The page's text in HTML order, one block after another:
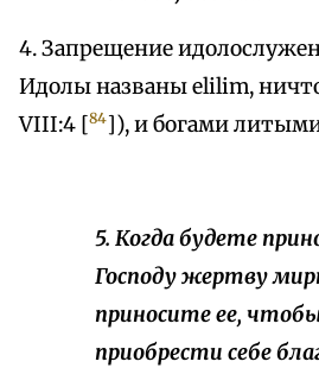
4. Запрещение
Идолы названы elilim,
VIII:4 [84]), и богами
5. Когда будете
Господу жертву
приносите ее,
приобрести себе